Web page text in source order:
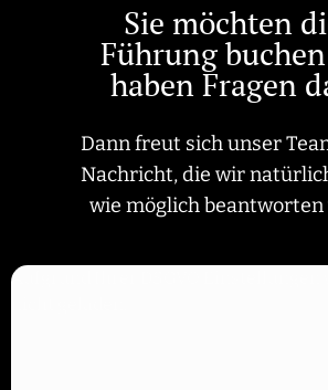
Sie möchten
Führung
haben Fragen
Dann freut sich unser
Nachricht, die wir
wie möglich beantworten
Aufgrund Ihrer DSGVO Einstellungen